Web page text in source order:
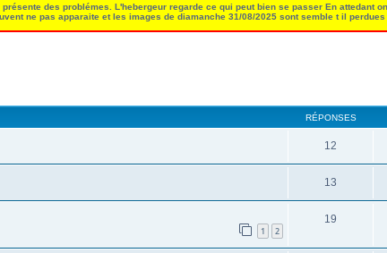
des problémes. L'hebergeur regarde ce qui peut bien se passer En attedant
ne pas apparaite et les images de diamanche 31/08/2025 sont semble t il perdues
RÉPONSES
12
13
1 2
19